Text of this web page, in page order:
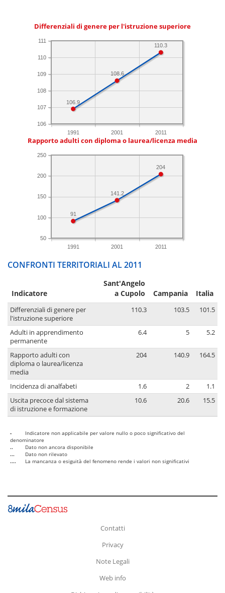
Differenziali di genere per l'istruzione superiore
1991 2001 2011
106
107
108
109
110
111
110.3
108.6
106.9
Rapporto adulti con diploma o laurea/licenza media
1991 2001 2011
50
100
150
200
250
204
141.2
91
CONFRONTI TERRITORIALI AL 2011
Indicatore
Sant'Angelo
a Cupolo
Campania Italia
Differenziali di genere per
l'istruzione superiore
110.3 103.5 101.5
Adulti in apprendimento
permanente
6.4 5 5.2
Rapporto adulti con
diploma o laurea/licenza
media
204 140.9 164.5
Incidenza di analfabeti 1.6 2
1.1
Uscita precoce dal sistema
di istruzione e formazione
10.6 20.6 15.5
-
Indicatore non applicabile per valore nullo o poco significativo del
denominatore
..
Dato non ancora disponibile
...
Dato non rilevato
....
La mancanza o esiguità del fenomeno rende i valori non significativi
Contatti
Privacy
Note Legali
Web info